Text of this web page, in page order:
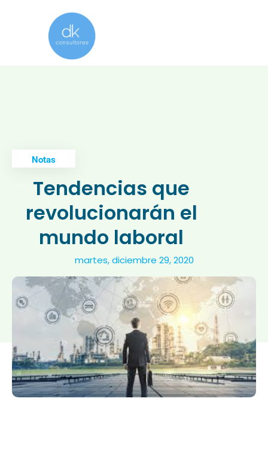
Notas
Tendencias que
revolucionarán el
mundo laboral
martes, diciembre 29, 2020